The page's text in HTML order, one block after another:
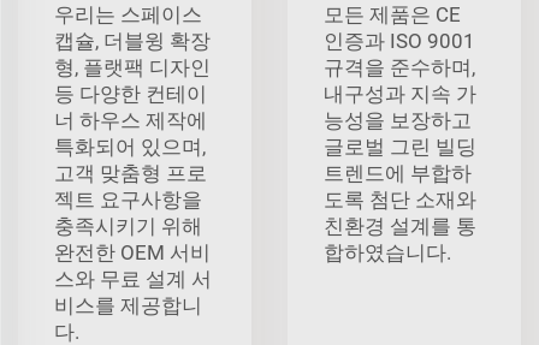
우리는 스페이스
캡슐, 더블윙 확장
형, 플랫팩 디자인
등 다양한 컨테이
너 하우스 제작에
특화되어 있으며,
고객 맞춤형 프로
젝트 요구사항을
충족시키기 위해
완전한 OEM 서비
스와 무료 설계 서
비스를 제공합니
다.
모든 제품은 CE
인증과 ISO 9001
규격을 준수하며,
내구성과 지속 가
능성을 보장하고
글로벌 그린 빌딩
트렌드에 부합하
도록 첨단 소재와
친환경 설계를 통
합하였습니다.